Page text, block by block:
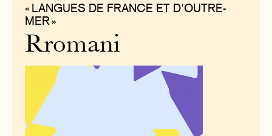
« LANGUES DE FRANCE ET D'OUTRE-
MER »
Rromani